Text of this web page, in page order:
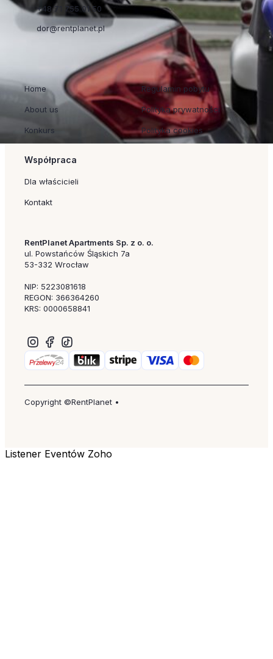
+48 71 755 01 50
dor@rentplanet.pl
Szybkie linki
Home
About us
Konkurs
Regulaminy
Regulamin pobytu
Polityka prywatności
Polityka cookies
Współpraca
Dla właścicieli
Kontakt
RentPlanet Apartments Sp. z o. o.
ul. Powstańców Śląskich 7a
53-332 Wrocław
NIP: 5223081618
REGON: 366364260
KRS: 0000658841
Copyright ©RentPlanet •
Listener Eventów Zoho